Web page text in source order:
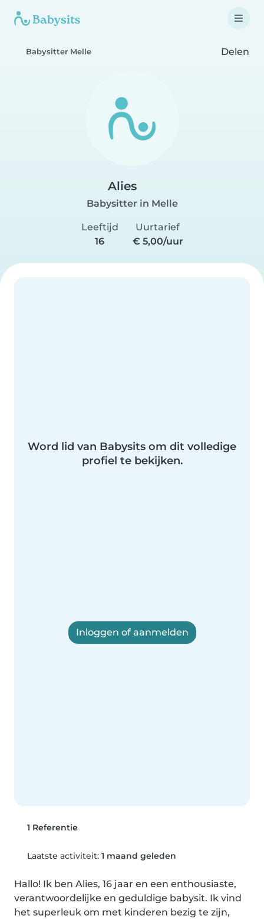
Babysitter Melle Delen
Alies
Babysitter in Melle
Leeftijd
16
Uurtarief
€ 5,00/uur
Word lid van Babysits om dit volledige
profiel te bekijken.
Inloggen of aanmelden
1 Referentie
Laatste activiteit: 1 maand geleden
Hallo! Ik ben Alies, 16 jaar en een enthousiaste,
verantwoordelijke en geduldige babysit. Ik vind
het superleuk om met kinderen bezig te zijn,